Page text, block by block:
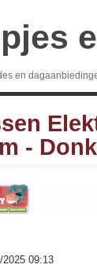
en
-
09:13